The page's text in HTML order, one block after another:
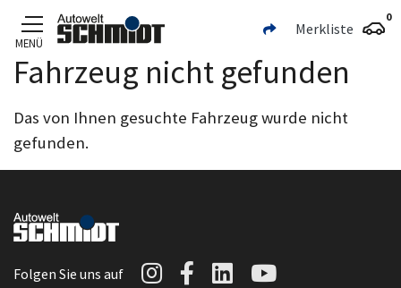
Zum Hauptinhalt
MENÜ
Merkliste
0
Fahrzeug nicht gefunden
Das von Ihnen gesuchte Fahrzeug wurde nicht
gefunden.
Folgen Sie uns auf Autowelt Schmidt auf
Autowelt Schmidt
AutoweltAutowelt